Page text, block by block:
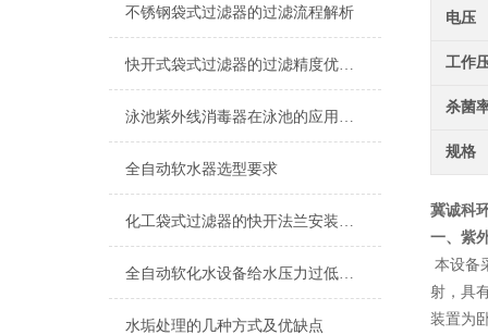
不锈钢袋式过滤器的过滤流程解析
快开式袋式过滤器的过滤精度优化方向探讨
泳池紫外线消毒器在泳池的应用是否安全呢？
全自动软水器选型要求
化工袋式过滤器的快开法兰安装说明
全自动软化水设备给水压力过低可能的后果分析
水垢处理的几种方式及优缺点
电压
工作
杀菌
规格
冀诚科
一、紫
本设备
射，具
装置为